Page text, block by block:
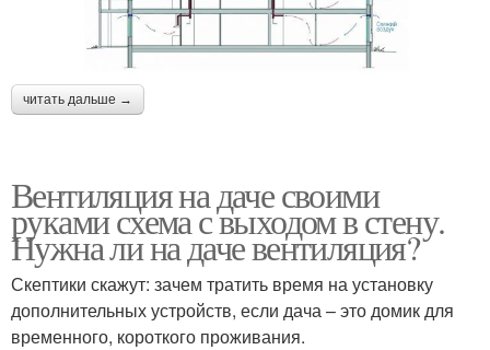
читать дальше →
Вентиляция на даче своими
руками схема с выходом в стену.
Нужна ли на даче вентиляция?
Скептики скажут: зачем тратить время на установку
дополнительных устройств, если дача – это домик для
временного, короткого проживания.